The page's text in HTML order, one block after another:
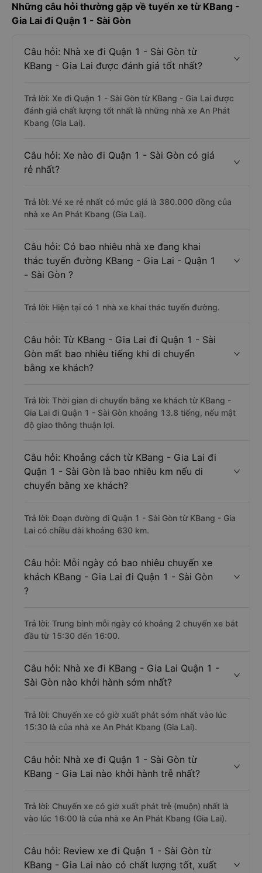
Những câu hỏi thường gặp về tuyến xe từ KBang -
Gia Lai đi Quận 1 - Sài Gòn
Câu hỏi: Nhà xe đi Quận 1 - Sài Gòn từ
KBang - Gia Lai được đánh giá tốt nhất?
Trả lời: Xe đi Quận 1 - Sài Gòn từ KBang - Gia Lai được
đánh giá chất lượng tốt nhất là những nhà xe An Phát
Kbang (Gia Lai).
Câu hỏi: Xe nào đi Quận 1 - Sài Gòn có giá
rẻ nhất?
Trả lời: Vé xe rẻ nhất có mức giá là 380.000 đồng của
nhà xe An Phát Kbang (Gia Lai).
Câu hỏi: Có bao nhiêu nhà xe đang khai
thác tuyến đường KBang - Gia Lai - Quận 1
- Sài Gòn ?
Trả lời: Hiện tại có 1 nhà xe khai thác tuyến đường.
Câu hỏi: Từ KBang - Gia Lai đi Quận 1 - Sài
Gòn mất bao nhiêu tiếng khi di chuyển
bằng xe khách?
Trả lời: Thời gian di chuyển bằng xe khách từ KBang -
Gia Lai đi Quận 1 - Sài Gòn khoảng 13.8 tiếng, nếu mật
độ giao thông thuận lợi.
Câu hỏi: Khoảng cách từ KBang - Gia Lai đi
Quận 1 - Sài Gòn là bao nhiêu km nếu di
chuyển bằng xe khách?
Trả lời: Đoạn đường đi Quận 1 - Sài Gòn từ KBang - Gia
Lai có chiều dài khoảng 630 km.
Câu hỏi: Mỗi ngày có bao nhiêu chuyến xe
khách KBang - Gia Lai đi Quận 1 - Sài Gòn
?
Trả lời: Trung bình mỗi ngày có khoảng 2 chuyến xe bắt
đầu từ 15:30 đến 16:00.
Câu hỏi: Nhà xe đi KBang - Gia Lai Quận 1 -
Sài Gòn nào khởi hành sớm nhất?
Trả lời: Chuyến xe có giờ xuất phát sớm nhất vào lúc
15:30 là của nhà xe An Phát Kbang (Gia Lai).
Câu hỏi: Nhà xe đi Quận 1 - Sài Gòn từ
KBang - Gia Lai nào khởi hành trễ nhất?
Trả lời: Chuyến xe có giờ xuất phát trễ (muộn) nhất là
vào lúc 16:00 là của nhà xe An Phát Kbang (Gia Lai).
Câu hỏi: Review xe đi Quận 1 - Sài Gòn từ
KBang - Gia Lai nào có chất lượng tốt, xuất